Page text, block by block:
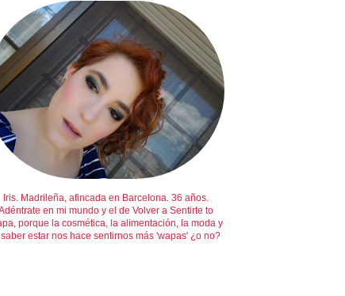
Iris. Madrileña, afincada en Barcelona. 36 años.
en mi mundo y el de Volver a Sentirte to
porque la cosmética, la alimentación, la moda y
estar nos hace sentirnos más 'wapas' ¿o no?